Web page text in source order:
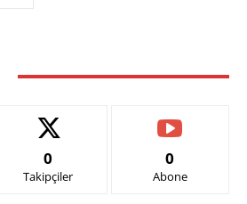
0
Takipçiler
0
Abone